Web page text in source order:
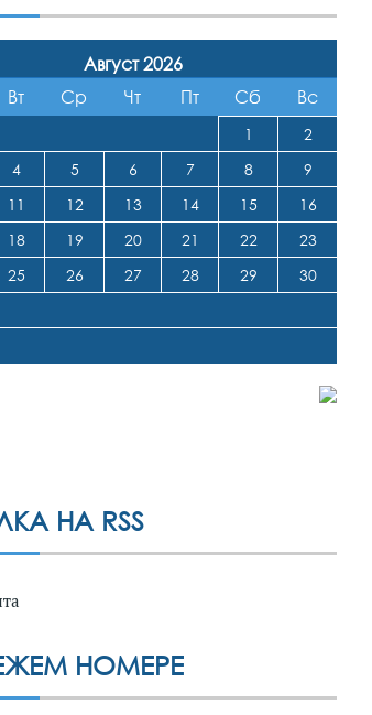
Август 2026
Вт Ср Чт Пт Сб Вс
1
2
4 5 6 7 8
9
11 12 13 14 15
16
18 19 20 21 22
23
25 26 27 28 29
30
НА RSS
НОМЕРЕ